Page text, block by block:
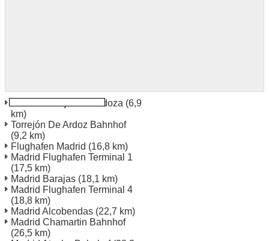
Madrid Torrejon de Ardoza (6,9
km)
Torrejón De Ardoz Bahnhof
(9,2 km)
Flughafen Madrid (16,8 km)
Madrid Flughafen Terminal 1
(17,5 km)
Madrid Barajas (18,1 km)
Madrid Flughafen Terminal 4
(18,8 km)
Madrid Alcobendas (22,7 km)
Madrid Chamartin Bahnhof
(26,5 km)